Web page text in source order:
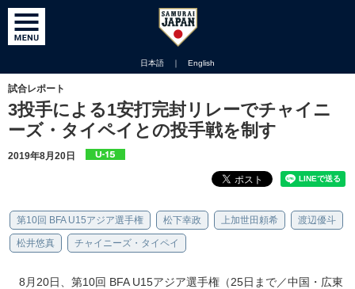
日本語 ｜ English
試合レポート
3投手による1安打完封リレーでチャイニ
ーズ・タイペイとの投手戦を制す
2019年8月20日
第10回 BFA U15アジア選手権 松下幸政 上加世田頼希 渡辺優斗
松井悠真 チャイニーズ・タイペイ
8月20日、第10回 BFA U15アジア選手権（25日まで／中国・広東